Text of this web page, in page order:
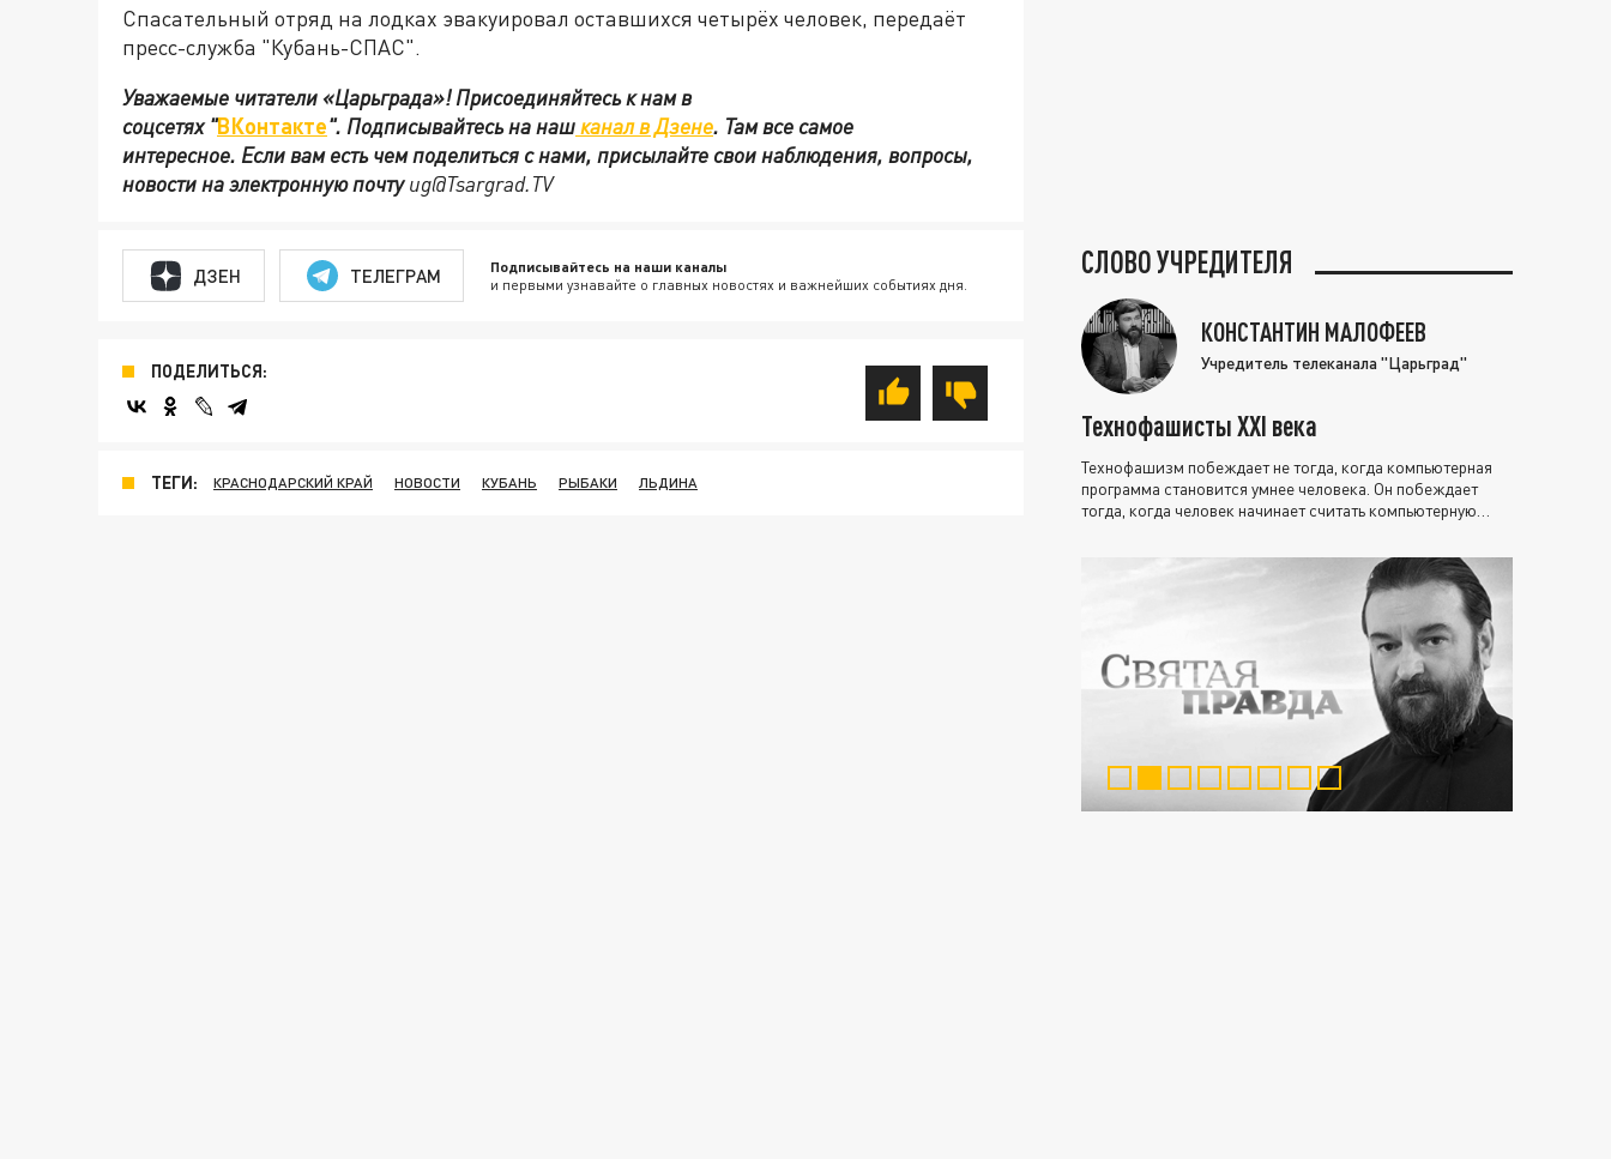
Спасательный отряд на лодках эвакуировал оставшихся четырёх человек, передаёт
пресс-служба "Кубань-СПАС".
Уважаемые читатели «Царьграда»!Присоединяйтесь к нам в
соцсетях"ВКонтакте". Подписывайтесь на нашканал в Дзене. Там все самое
интересное. Если вам есть чем поделиться с нами, присылайте свои наблюдения, вопросы,
новости на электронную почтуug@Tsargrad.TV
ДЗЕН ТЕЛЕГРАМ Подписывайтесь на наши каналы
и первыми узнавайте о главных новостях и важнейших событиях дня.
ПОДЕЛИТЬСЯ:
ТЕГИ: КРАСНОДАРСКИЙ КРАЙ НОВОСТИ КУБАНЬ РЫБАКИ ЛЬДИНА
СЛОВО УЧРЕДИТЕЛЯ
КОНСТАНТИН МАЛОФЕЕВ
Учредитель телеканала "Царьград"
Технофашисты XXI века
Технофашизм побеждает не тогда, когда компьютерная
программа становится умнее человека. Он побеждает
тогда, когда человек начинает считать компьютерную